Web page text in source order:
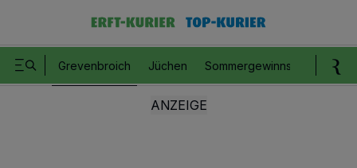
Grevenbroich Jüchen Sommergewinnspiel